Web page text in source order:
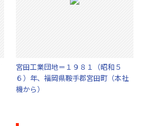
宮田工業団地＝１９８１（昭和５
６）年、福岡県鞍手郡宮田町（本社
機から）